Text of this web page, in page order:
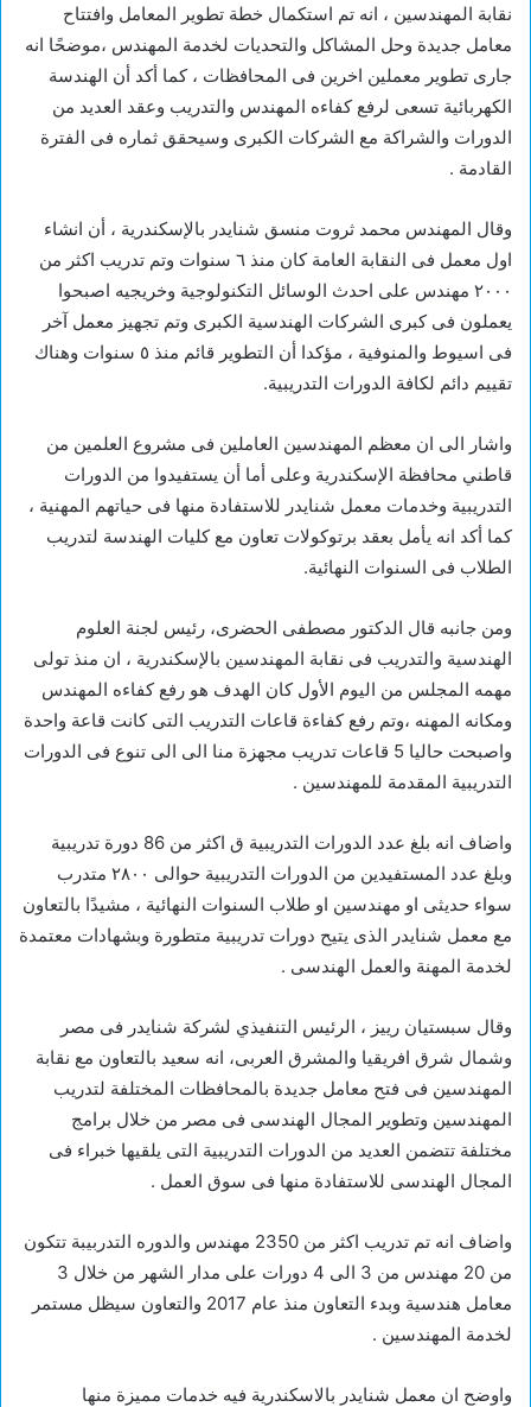
نقابة المهندسين ، انه تم استكمال خطة تطوير المعامل وافتتاح
معامل جديدة وحل المشاكل والتحديات لخدمة المهندس ،موضحًا انه
جارى تطوير معملين اخرين فى المحافظات ، كما أكد أن الهندسة
الكهربائية تسعى لرفع كفاءه المهندس والتدريب وعقد العديد من
الدورات والشراكة مع الشركات الكبرى وسيحقق ثماره فى الفترة
القادمة .
وقال المهندس محمد ثروت منسق شنايدر بالإسكندرية ، أن انشاء
اول معمل فى النقابة العامة كان منذ ٦ سنوات وتم تدريب اكثر من
٢٠٠٠ مهندس على احدث الوسائل التكنولوجية وخريجيه اصبحوا
يعملون فى كبرى الشركات الهندسية الكبرى وتم تجهيز معمل آخر
فى اسيوط والمنوفية ، مؤكدا أن التطوير قائم منذ ٥ سنوات وهناك
تقييم دائم لكافة الدورات التدريبية.
واشار الى ان معظم المهندسين العاملين فى مشروع العلمين من
قاطني محافظة الإسكندرية وعلى أما أن يستفيدوا من الدورات
التدريبية وخدمات معمل شنايدر للاستفادة منها فى حياتهم المهنية ،
كما أكد انه يأمل بعقد برتوكولات تعاون مع كليات الهندسة لتدريب
الطلاب فى السنوات النهائية.
ومن جانبه قال الدكتور مصطفى الحضرى، رئيس لجنة العلوم
الهندسية والتدريب فى نقابة المهندسين بالإسكندرية ، ان منذ تولى
مهمه المجلس من اليوم الأول كان الهدف هو رفع كفاءه المهندس
ومكانه المهنه ،وتم رفع كفاءة قاعات التدريب التى كانت قاعة واحدة
واصبحت حاليا 5 قاعات تدريب مجهزة منا الى الى تنوع فى الدورات
التدريبية المقدمة للمهندسين .
واضاف انه بلغ عدد الدورات التدريبية ق اكثر من 86 دورة تدريبية
وبلغ عدد المستفيدين من الدورات التدريبية حوالى ٢٨٠٠ متدرب
سواء حديثى او مهندسين او طلاب السنوات النهائية ، مشيدًا بالتعاون
مع معمل شنايدر الذى يتيح دورات تدريبية متطورة وبشهادات معتمدة
لخدمة المهنة والعمل الهندسى .
وقال سبستيان رييز ، الرئيس التنفيذي لشركة شنايدر فى مصر
وشمال شرق افريقيا والمشرق العربى، انه سعيد بالتعاون مع نقابة
المهندسين فى فتح معامل جديدة بالمحافظات المختلفة لتدريب
المهندسين وتطوير المجال الهندسى فى مصر من خلال برامج
مختلفة تتضمن العديد من الدورات التدريبية التى يلقيها خبراء فى
المجال الهندسى للاستفادة منها فى سوق العمل .
واضاف انه تم تدريب اكثر من 2350 مهندس والدوره التدربيبة تتكون
من 20 مهندس من 3 الى 4 دورات على مدار الشهر من خلال 3
معامل هندسية وبدء التعاون منذ عام 2017 والتعاون سيظل مستمر
لخدمة المهندسين .
واوضح ان معمل شنايدر بالاسكندرية فيه خدمات مميزة منها